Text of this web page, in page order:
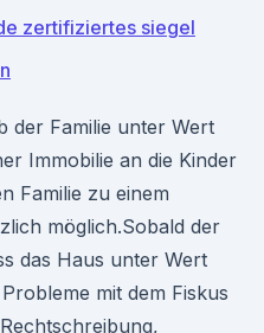
zertifiziertes siegel
der Familie unter Wert
Immobilie an die Kinder
Familie zu einem
möglich.Sobald der
das Haus unter Wert
mit dem Fiskus